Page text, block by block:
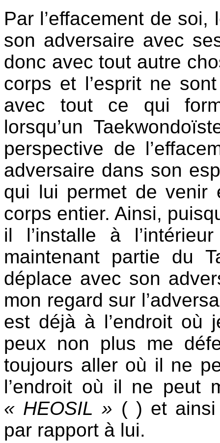
Par l’effacement de
son adversaire avec
donc avec tout autre
corps et l’esprit ne
avec tout ce qui
lorsqu’un
perspective de
adversaire dans son
qui lui permet de venir
corps entier. Ainsi,
il l’installe à
maintenant partie du
déplace avec son
mon regard sur
est déjà à l’endroit où
peux non plus me
toujours aller où il ne
l’endroit où il ne peut
« HEOSIL » ( ) et ainsi
par rapport à lui.